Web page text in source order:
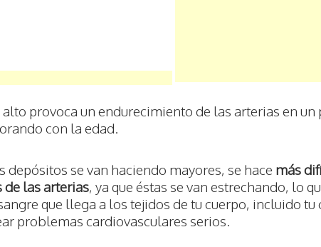
provoca un endurecimiento de las arterias en un
con la edad.
depósitos se van haciendo mayores, se hace más
de las arterias, ya que éstas se van estrechando, lo
que llega a los tejidos de tu cuerpo, incluido tu
problemas cardiovasculares serios.